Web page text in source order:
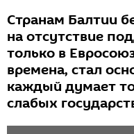
Странам Балтии
на отсутствие
только в
времена, стал
каждый думает
слабых